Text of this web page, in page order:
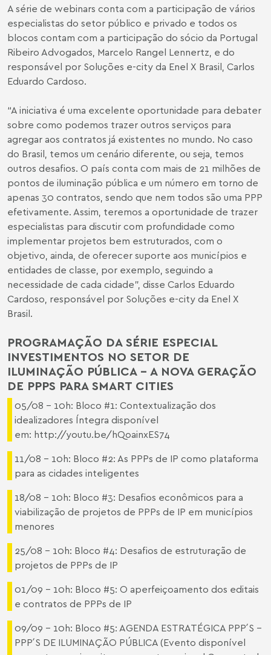
A série de webinars conta com a participação de vários
especialistas do setor público e privado e todos os
blocos contam com a participação do sócio da Portugal
Ribeiro Advogados, Marcelo Rangel Lennertz, e do
responsável por Soluções e-city da Enel X Brasil, Carlos
Eduardo Cardoso.
“A iniciativa é uma excelente oportunidade para debater
sobre como podemos trazer outros serviços para
agregar aos contratos já existentes no mundo. No caso
do Brasil, temos um cenário diferente, ou seja, temos
outros desafios. O país conta com mais de 21 milhões de
pontos de iluminação pública e um número em torno de
apenas 30 contratos, sendo que nem todos são uma PPP
efetivamente. Assim, teremos a oportunidade de trazer
especialistas para discutir com profundidade como
implementar projetos bem estruturados, com o
objetivo, ainda, de oferecer suporte aos municípios e
entidades de classe, por exemplo, seguindo a
necessidade de cada cidade”, disse Carlos Eduardo
Cardoso, responsável por Soluções e-city da Enel X
Brasil.
PROGRAMAÇÃO DA SÉRIE ESPECIAL
INVESTIMENTOS NO SETOR DE
ILUMINAÇÃO PÚBLICA – A NOVA GERAÇÃO
DE PPPS PARA SMART CITIES
05/08 – 10h: Bloco #1: Contextualização dos
idealizadores Íntegra disponível
em: http://youtu.be/hQoainxES74
11/08 – 10h: Bloco #2: As PPPs de IP como plataforma
para as cidades inteligentes
18/08 – 10h: Bloco #3: Desafios econômicos para a
viabilização de projetos de PPPs de IP em municípios
menores
25/08 – 10h: Bloco #4: Desafios de estruturação de
projetos de PPPs de IP
01/09 – 10h: Bloco #5: O aperfeiçoamento dos editais
e contratos de PPPs de IP
09/09 – 10h: Bloco #5: AGENDA ESTRATÉGICA PPP´S –
PPP´S DE ILUMINAÇÃO PÚBLICA (Evento disponível